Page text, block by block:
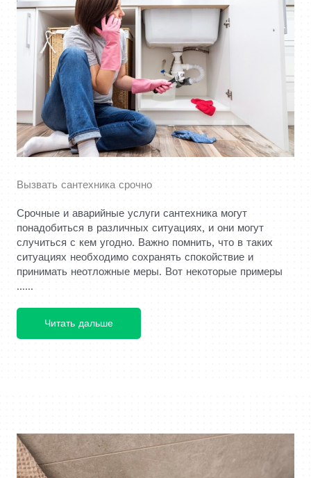
Вызвать сантехника срочно
Срочные и аварийные услуги сантехника могут
понадобиться в различных ситуациях, и они могут
случиться с кем угодно. Важно помнить, что в таких
ситуациях необходимо сохранять спокойствие и
принимать неотложные меры. Вот некоторые примеры
......
Читать дальше